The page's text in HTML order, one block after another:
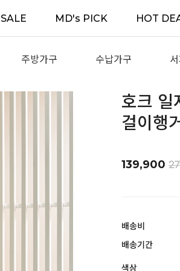
SALE MD's PICK HOT
주방가구 수납가구
호크 일
걸이행거
139,900
배송비
배송기간
색상